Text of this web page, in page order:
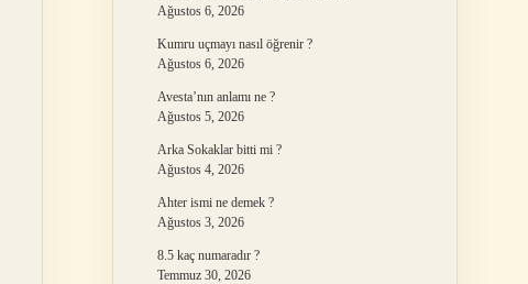
Ağustos 6, 2026
Kumru uçmayı nasıl öğrenir ?
Ağustos 6, 2026
Avesta’nın anlamı ne ?
Ağustos 5, 2026
Arka Sokaklar bitti mi ?
Ağustos 4, 2026
Ahter ismi ne demek ?
Ağustos 3, 2026
8.5 kaç numaradır ?
Temmuz 30, 2026